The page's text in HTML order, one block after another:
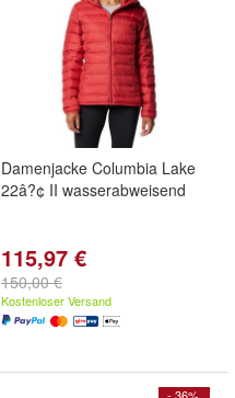
Damenjacke Columbia Lake
22â?¢ II wasserabweisend
115,97 €
150,00 €
Kostenloser Versand